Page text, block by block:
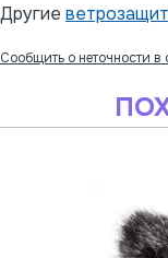
Другие
Сообщить о неточности в